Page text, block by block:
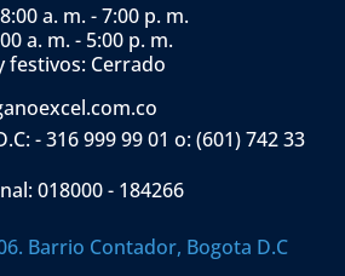
a. m. - 7:00 p. m.
a. m. - 5:00 p. m.
festivos: Cerrado
- 316 999 99 01 o: (601) 742 33
018000 - 184266
Barrio Contador, Bogota D.C